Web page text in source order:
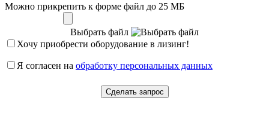
Можно прикрепить к форме файл до 25 МБ
Выбрать файл
Хочу приобрести оборудование в лизинг!
Я согласен на обработку персональных данных
Сделать запрос